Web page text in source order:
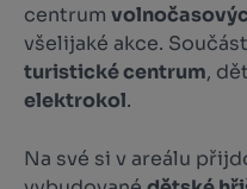
centrum
všelijaké akce.
turistické centrum,
elektrokol.
Na své si v areálu